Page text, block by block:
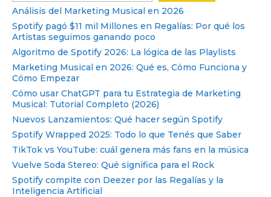
Análisis del Marketing Musical en 2026
Spotify pagó $11 mil Millones en Regalías: Por qué los
Artistas seguimos ganando poco
Algoritmo de Spotify 2026: La lógica de las Playlists
Marketing Musical en 2026: Qué es, Cómo Funciona y
Cómo Empezar
Cómo usar ChatGPT para tu Estrategia de Marketing
Musical: Tutorial Completo (2026)
Nuevos Lanzamientos: Qué hacer según Spotify
Spotify Wrapped 2025: Todo lo que Tenés que Saber
TikTok vs YouTube: cuál genera más fans en la música
Vuelve Soda Stereo: Qué significa para el Rock
Spotify compite con Deezer por las Regalías y la
Inteligencia Artificial